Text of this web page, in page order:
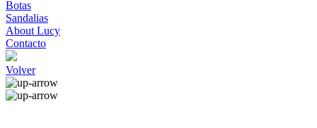
Botas
Sandalias
About Lucy
Contacto
Volver